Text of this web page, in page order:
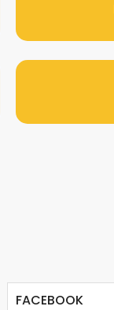
FACEBOOK